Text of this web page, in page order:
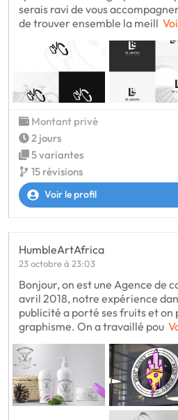
serais ravi de vous
de trouver ensemble la meill
Montant privé
2 jours
5 variantes
15 révisions
Voir le profil
HumbleArtAfrica
23 octobre à 23:03
Bonjour, on est une Agence de
avril 2018, notre expérience
publicité a porté ses fruits et on
graphisme. On a travaillé pou